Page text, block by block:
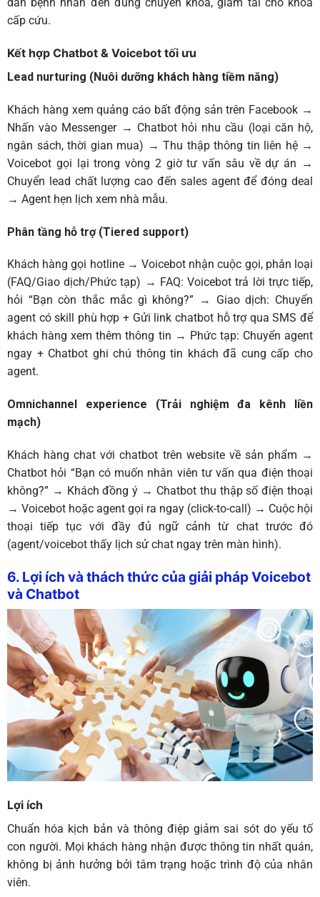
cấp cứu.
Kết hợp Chatbot & Voicebot tối ưu
Lead nurturing (Nuôi dưỡng khách hàng tiềm năng)
Khách hàng xem quảng cáo bất động sản trên Facebook →
Nhấn vào Messenger → Chatbot hỏi nhu cầu (loại căn hộ,
ngân sách, thời gian mua) → Thu thập thông tin liên hệ →
Voicebot gọi lại trong vòng 2 giờ tư vấn sâu về dự án →
Chuyển lead chất lượng cao đến sales agent để đóng deal
→ Agent hẹn lịch xem nhà mẫu.
Phân tầng hỗ trợ (Tiered support)
Khách hàng gọi hotline → Voicebot nhận cuộc gọi, phân loại
(FAQ/Giao dịch/Phức tạp) → FAQ: Voicebot trả lời trực tiếp,
hỏi “Bạn còn thắc mắc gì không?” → Giao dịch: Chuyển
agent có skill phù hợp + Gửi link chatbot hỗ trợ qua SMS để
khách hàng xem thêm thông tin → Phức tạp: Chuyển agent
ngay + Chatbot ghi chú thông tin khách đã cung cấp cho
agent.
Omnichannel experience (Trải nghiệm đa kênh liền
mạch)
Khách hàng chat với chatbot trên website về sản phẩm →
Chatbot hỏi “Bạn có muốn nhân viên tư vấn qua điện thoại
không?” → Khách đồng ý → Chatbot thu thập số điện thoại
→ Voicebot hoặc agent gọi ra ngay (click-to-call) → Cuộc hội
thoại tiếp tục với đầy đủ ngữ cảnh từ chat trước đó
(agent/voicebot thấy lịch sử chat ngay trên màn hình).
6. Lợi ích và thách thức của giải pháp Voicebot
và Chatbot
Lợi ích
Chuẩn hóa kịch bản và thông điệp giảm sai sót do yếu tố
con người. Mọi khách hàng nhận được thông tin nhất quán,
không bị ảnh hưởng bởi tâm trạng hoặc trình độ của nhân
viên.